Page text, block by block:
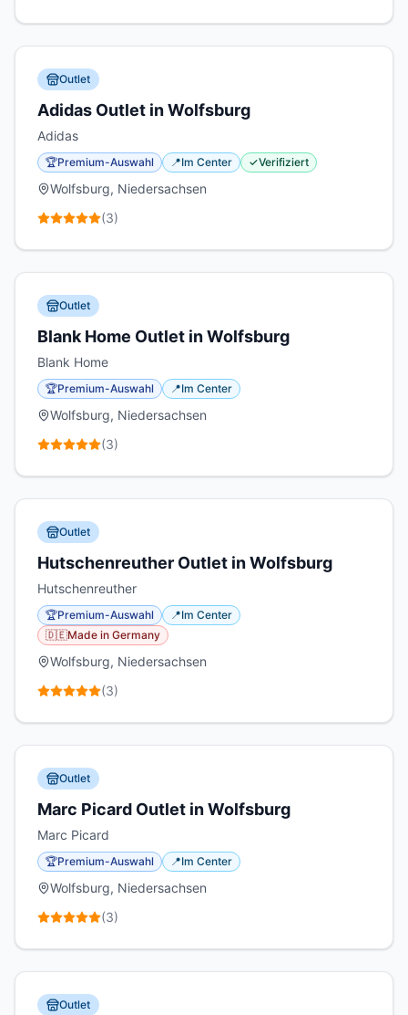
Outlet
Adidas Outlet in Wolfsburg
Adidas
🏆Premium-Auswahl 📍Im Center ✓Verifiziert
Wolfsburg, Niedersachsen
(3)
Outlet
Blank Home Outlet in Wolfsburg
Blank Home
🏆Premium-Auswahl 📍Im Center
Wolfsburg, Niedersachsen
(3)
Outlet
Hutschenreuther Outlet in Wolfsburg
Hutschenreuther
🏆Premium-Auswahl 📍Im Center
🇩🇪Made in Germany
Wolfsburg, Niedersachsen
(3)
Outlet
Marc Picard Outlet in Wolfsburg
Marc Picard
🏆Premium-Auswahl 📍Im Center
Wolfsburg, Niedersachsen
(3)
Outlet